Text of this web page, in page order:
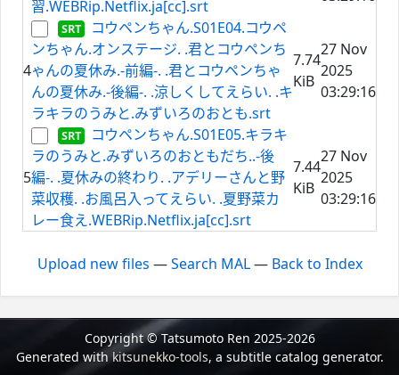
習.WEBRip.Netflix.ja[cc].srt
4
コウペンちゃん.S01E04.コウペ
ンちゃん.オンステージ. .君とコウペンち
ゃんの夏休み.-前編-. .君とコウペンちゃ
んの夏休み.-後編-. .涼しくしてえらい. .キ
ラキラのうみと.みずいろのおとも.srt
7.74
KiB
27 Nov
2025
03:29:16
5
コウペンちゃん.S01E05.キラキ
ラのうみと.みずいろのおともだち..-後
編-. .夏休みの終わり. .アデリーさんと野
菜収穫. .お風呂入ってえらい. .夏野菜カ
レー食え.WEBRip.Netflix.ja[cc].srt
7.44
KiB
27 Nov
2025
03:29:16
Upload new files —Search MAL— Back to Index
Copyright © Tatsumoto Ren 2025-2026
Generated withkitsunekko-tools, a subtitle catalog generator.